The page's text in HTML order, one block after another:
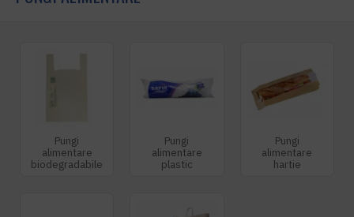
Pungi
alimentare
biodegradabile
Pungi
alimentare
plastic
Pungi
alimentare
hartie